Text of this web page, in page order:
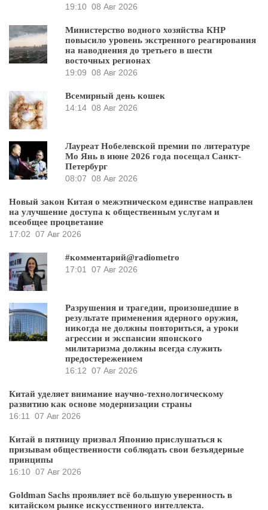
19:10 08 Авг 2026
Министерство водного хозяйства КНР
повысило уровень экстренного реагирования
на наводнения до третьего в шести
восточных регионах
19:09 08 Авг 2026
Всемирный день кошек
14:14 08 Авг 2026
Лауреат Нобелевской премии по литературе
Мо Янь в июне 2026 года посещал Санкт-
Петербург
08:07 08 Авг 2026
Новый закон Китая о межэтническом единстве направлен
на улучшение доступа к общественным услугам и
всеобщее процветание
17:02 07 Авг 2026
#комментарий@radiometro
17:01
07 Авг 2026
Разрушения и трагедии, произошедшие в
результате применения ядерного оружия,
никогда не должны повториться, а уроки
агрессии и экспансии японского
милитаризма должны всегда служить
предостережением
16:12 07 Авг 2026
Китай уделяет внимание научно-технологическому
развитию как основе модернизации страны
16:11
07 Авг 2026
Китай в пятницу призвал Японию прислушаться к
призывам общественности соблюдать свои безъядерные
принципы
16:10 07 Авг 2026
Goldman Sachs проявляет всё большую уверенность в
китайском рынке искусственного интеллекта.